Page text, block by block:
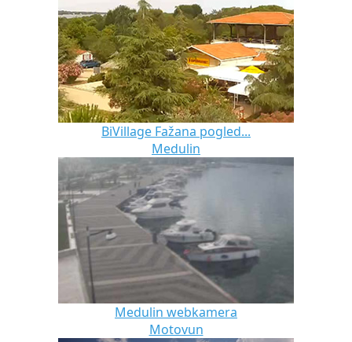
BiVillage Fažana pogled...
Medulin
Medulin webkamera
Motovun